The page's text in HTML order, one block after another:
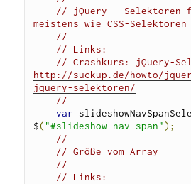
// jQuery - Selektoren
meistens wie CSS-Selektoren
//
// Links:
http://suckup.de/howto/
jquery-selektoren/
//
var
$( "#slideshow nav span" );
//
// Größe vom Array
//
// Links: